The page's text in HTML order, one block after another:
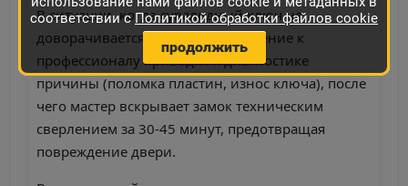
соответствии сПолитикой обработки файлов cookie
продолжить
В ситуации, когда сувальдный ключ не
доворачивается до конца, обращение к
профессионалу приводит к диагностике
причины (поломка пластин, износ ключа), после
чего мастер вскрывает замок техническим
сверлением за 30-45 минут, предотвращая
повреждение двери.